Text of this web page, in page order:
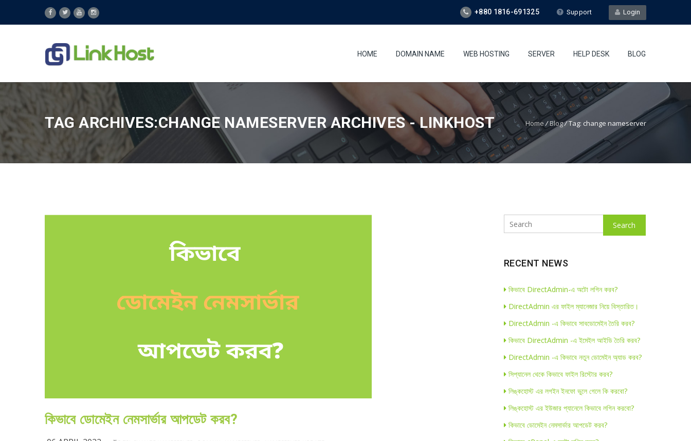
Login
+880 1816-691325 Support
HOME DOMAIN NAME WEB HOSTING SERVER HELP DESK BLOG
TAG ARCHIVES:CHANGE NAMESERVER ARCHIVES - LINKHOST Home /Blog/Tag: change nameserver
কিভাবে ডোমেইন নেমসার্ভার আপডেট করব?
Search
RECENT NEWS
কিভাবে DirectAdmin-এ অটো লগিন করব?
DirectAdmin এর ফাইল ম্যানেজার নিয়ে বিস্তারিত।
DirectAdmin -এ কিভাবে সাবডোমেইন তৈরি করব?
কিভাবে DirectAdmin -এ ইমেইল আইডি তৈরি করব?
DirectAdmin -এ কিভাবে নতুন ডোমেইন অ্যাড করব?
সিপ্যানেল থেকে কিভাবে ফাইল রিস্টোর করব?
লিঙ্কহোস্ট এর লগইন ইনফো ভুলে গেলে কি করবো?
লিঙ্কহোস্ট এর ইউজার প্যানেলে কিভাবে লগিন করবো?
কিভাবে ডোমেইন নেমসার্ভার আপডেট করব?